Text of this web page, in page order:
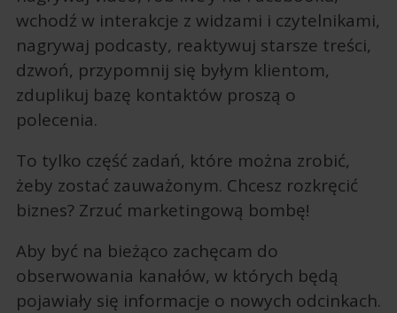
wchodź w interakcje z widzami i czytelnikami,
nagrywaj podcasty, reaktywuj starsze treści,
dzwoń, przypomnij się byłym klientom,
zduplikuj bazę kontaktów proszą o
polecenia.
To tylko część zadań, które można zrobić,
żeby zostać zauważonym. Chcesz rozkręcić
biznes? Zrzuć marketingową bombę!
Aby być na bieżąco zachęcam do
obserwowania kanałów, w których będą
pojawiały się informacje o nowych odcinkach.